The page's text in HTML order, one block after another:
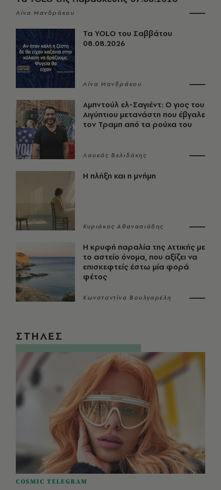
Λίνα Μανδράκου
Τα YOLO του Σαββάτου
08.08.2026
Λίνα Μανδράκου
Αμπντούλ ελ-Σαγιέντ: Ο γιος του
Αιγύπτιου μετανάστη που έβγαλε
τον Τραμπ από τα ρούχα του
Λουκάς Βελιδάκης
Η πλήξη και η μνήμη
Κυριάκος Αθανασιάδης
Η κρυφή παραλία της Αττικής με
το αστείο όνομα, που αξίζει να
επισκεφτείς έστω μία φορά
φέτος
Κωνσταντίνα Βουλγαρέλη
ΣΤΗΛΕΣ
COSMIC TELEGRAM